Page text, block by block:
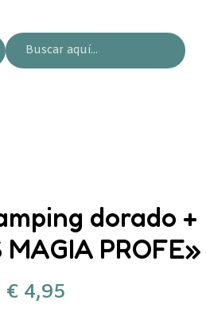
dorado +
MAGIA PROFE»
€ 4,95